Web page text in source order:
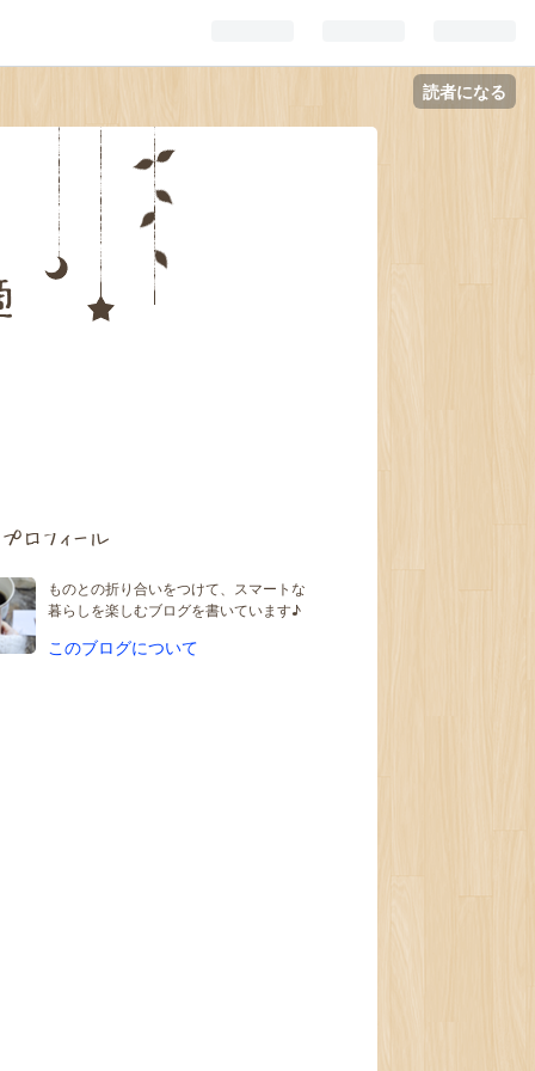
読者になる
プロフィール
ものとの折り合いをつけて、スマートな
暮らしを楽しむブログを書いています♪
このブログについて